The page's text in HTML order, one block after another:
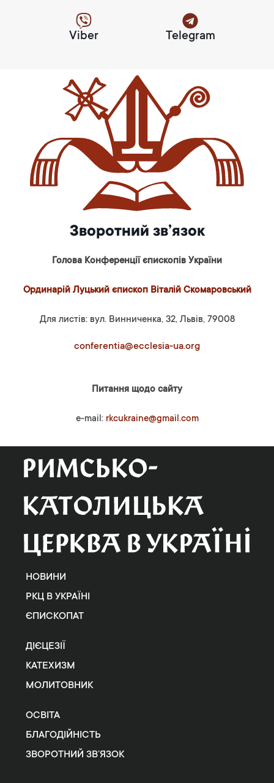
Viber Telegram
Зворотний зв’язок
Голова Конференції єпископів України
Ординарій Луцький єпископ Віталій Скомаровський
Для листів: вул. Винниченка, 32, Львів, 79008
conferentia@ecclesia-ua.org
Питання щодо сайту
e-mail: rkcukraine@gmail.com
НОВИНИ
РКЦ В УКРАЇНІ
ЄПИСКОПАТ
ДІЄЦЕЗІЇ
КАТЕХИЗМ
МОЛИТОВНИК
ОСВІТА
БЛАГОДІЙНІСТЬ
ЗВОРОТНИЙ ЗВ’ЯЗОК